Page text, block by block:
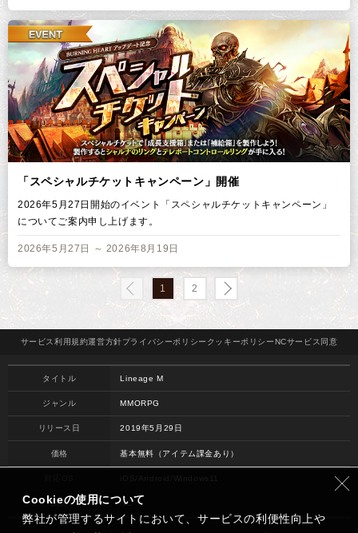
「スペシャルチケットキャンペーン」開催
2026年5月27日開始のイベント「スペシャルチケットキャンペーン」
についてご案内申し上げます。
2026年5月27日 ～ 2026年8月19日
1 2
サービス 利用規約運営方針プライバシーポリシー クッキーポリシーNCサービス 同意
タイトル Lineage M
ジャンル MMORPG
リリース日 2019年5月29日
価格 基本無料（アイテム課金あり）
開発 NC
Cookieの使用について
弊社が管理するサイトにおいて、サービスの利便性向上や